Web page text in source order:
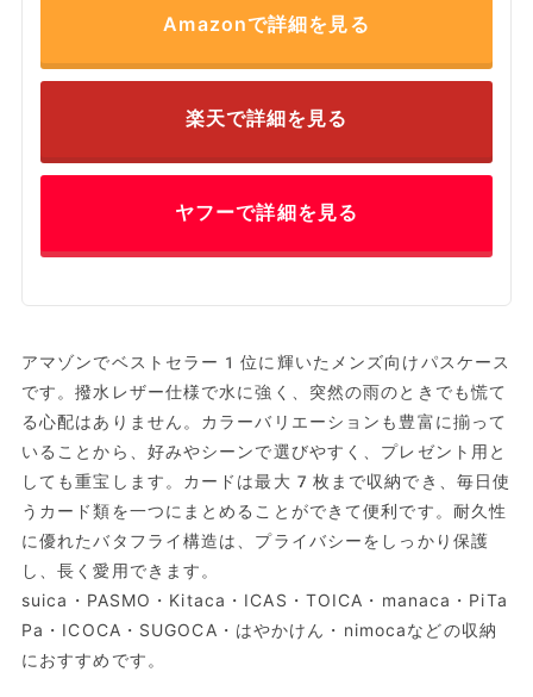
Amazonで詳細を見る
楽天で詳細を見る
ヤフーで詳細を見る
アマゾンでベストセラー1位に輝いたメンズ向けパスケース
です。撥水レザー仕様で水に強く、突然の雨のときでも慌て
る心配はありません。カラーバリエーションも豊富に揃って
いることから、好みやシーンで選びやすく、プレゼント用と
しても重宝します。カードは最大7枚まで収納でき、毎日使
うカード類を一つにまとめることができて便利です。耐久性
に優れたバタフライ構造は、プライバシーをしっかり保護
し、長く愛用できます。
suica・PASMO・Kitaca・ICAS・TOICA・manaca・PiTa
Pa・ICOCA・SUGOCA・はやかけん・nimocaなどの収納
におすすめです。